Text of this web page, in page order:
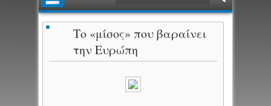
Το «μίσος» που βαραίνει
την Ευρώπη